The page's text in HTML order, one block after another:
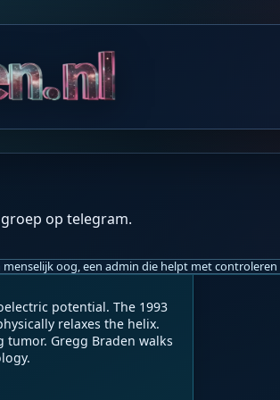
groep op telegram.
Rewire Your DNA | Gregg B
potential. The 1993
relaxes the helix.
tumor. Gregg Braden walks